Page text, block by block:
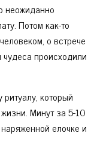
неожиданно
Потом как-то
о встрече
происходили
который
Минут за 5-10
елочке и